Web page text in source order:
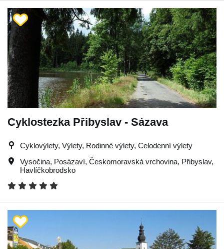
Cyklostezka Přibyslav - Sázava
Cyklovýlety, Výlety, Rodinné výlety, Celodenní výlety
Vysočina, Posázaví, Českomoravská vrchovina, Přibyslav,
Havlíčkobrodsko